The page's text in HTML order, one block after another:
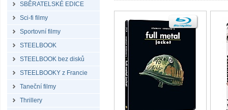
SBĚRATELSKÉ EDICE
Sci-fi filmy
Sportovní filmy
STEELBOOK
STEELBOOK bez disků
STEELBOOKY z Francie
Taneční filmy
Thrillery